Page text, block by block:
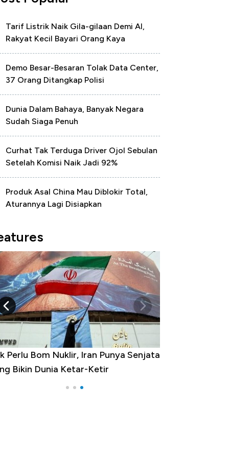
Tarif Listrik Naik Gila-gilaan Demi AI,
Rakyat Kecil Bayari Orang Kaya
Demo Besar-Besaran Tolak Data Center,
37 Orang Ditangkap Polisi
Dunia Dalam Bahaya, Banyak Negara
Sudah Siaga Penuh
Curhat Tak Terduga Driver Ojol Sebulan
Setelah Komisi Naik Jadi 92%
Produk Asal China Mau Diblokir Total,
Aturannya Lagi Disiapkan
Perlu Bom Nuklir, Iran Punya Senjata
Bikin Dunia Ketar-Ketir